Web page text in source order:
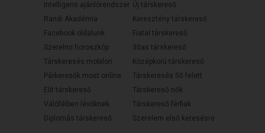
Intelligens ajánlórendszer
Randi Akadémia
Facebook oldalunk
Szerelmi horoszkóp
Társkeresés mobilon
Párkeresők most online
Elit társkereső
Válófélben lévőknek
Diplomás társkereső
Új társkereső
Keresztény társkereső
Fiatal társkereső
30as társkereső
Középkorú társkereső
Társkeresés 50 felett
Társkereső nők
Társkereső férfiak
Szerelem első keresésre